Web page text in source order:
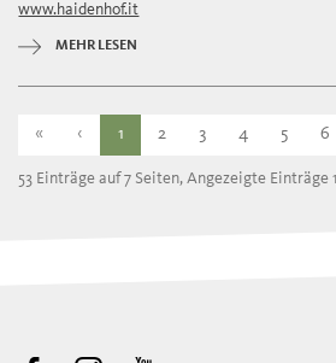
Dienstag
Mittwoch
Freitag
geschlossen
www.haidenhof.it
MEHR LESEN
« ‹ 1 2 3 4 5 6
53 Einträge auf 7 Seiten, Angezeigte Einträge